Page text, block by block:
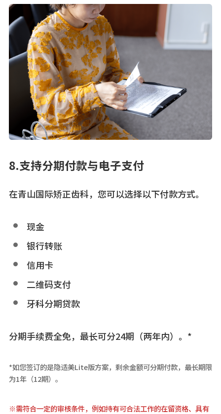
8.支持分期付款与电子支付
在青山国际矫正齿科，您可以选择以下付款方式。
现金
银行转账
信用卡
二维码支付
牙科分期贷款
分期手续费全免，最长可分24期（两年内）。*
*如您签订的是隐适美Lite版方案，剩余金额可分期付款，最长期限
为1年（12期）。
※需符合一定的审核条件，例如持有可合法工作的在留资格、具有